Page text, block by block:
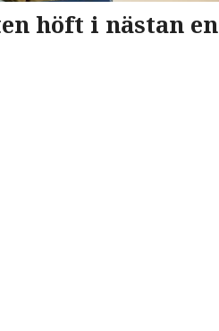
höft i nästan en